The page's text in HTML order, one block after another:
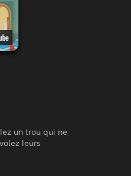
un trou qui ne
leurs